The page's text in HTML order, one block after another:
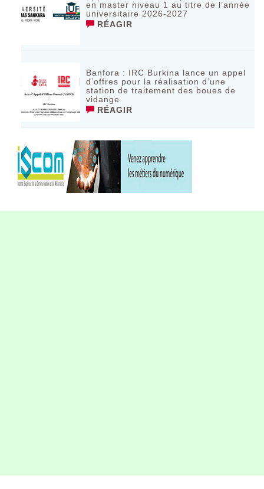
en master niveau 1 au titre de l’année
universitaire 2026-2027
RÉAGIR
Banfora : IRC Burkina lance un appel
d’offres pour la réalisation d’une
station de traitement des boues de
vidange
RÉAGIR